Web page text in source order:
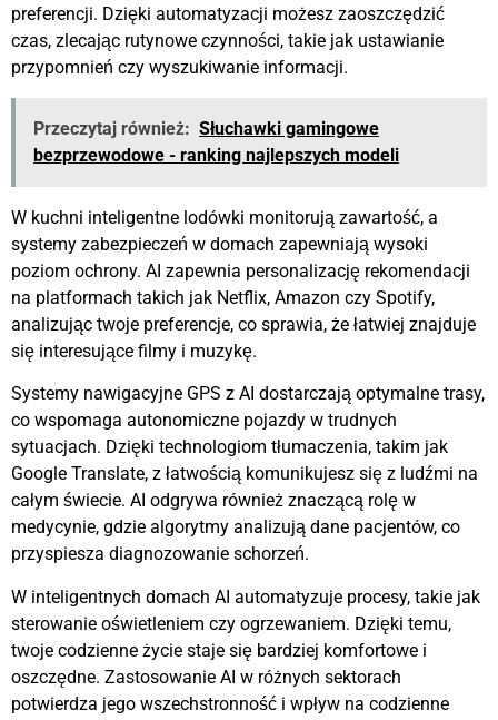
preferencji. Dzięki automatyzacji możesz zaoszczędzić
czas, zlecając rutynowe czynności, takie jak ustawianie
przypomnień czy wyszukiwanie informacji.
Przeczytaj również: Słuchawki gamingowe
bezprzewodowe - ranking najlepszych modeli
W kuchni inteligentne lodówki monitorują zawartość, a
systemy zabezpieczeń w domach zapewniają wysoki
poziom ochrony. AI zapewnia personalizację rekomendacji
na platformach takich jak Netflix, Amazon czy Spotify,
analizując twoje preferencje, co sprawia, że łatwiej znajduje
się interesujące filmy i muzykę.
Systemy nawigacyjne GPS z AI dostarczają optymalne trasy,
co wspomaga autonomiczne pojazdy w trudnych
sytuacjach. Dzięki technologiom tłumaczenia, takim jak
Google Translate, z łatwością komunikujesz się z ludźmi na
całym świecie. AI odgrywa również znaczącą rolę w
medycynie, gdzie algorytmy analizują dane pacjentów, co
przyspiesza diagnozowanie schorzeń.
W inteligentnych domach AI automatyzuje procesy, takie jak
sterowanie oświetleniem czy ogrzewaniem. Dzięki temu,
twoje codzienne życie staje się bardziej komfortowe i
oszczędne. Zastosowanie AI w różnych sektorach
potwierdza jego wszechstronność i wpływ na codzienne